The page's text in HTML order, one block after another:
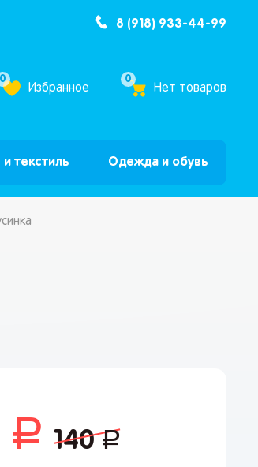
8 (918) 933-44-99
0
Избранное
0
Нет товаров
текстиль Одежда и обувь
руб. 140руб.